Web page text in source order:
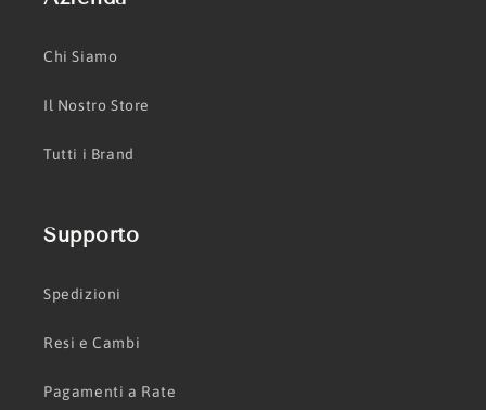
Chi Siamo
Il Nostro Store
Tutti i Brand
Supporto
Spedizioni
Resi e Cambi
Pagamenti a Rate